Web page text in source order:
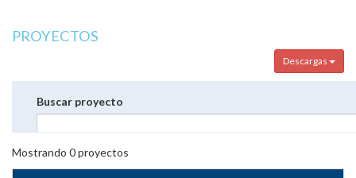
PROYECTOS
Descargas
Buscar proyecto
Mostrando 0proyectos